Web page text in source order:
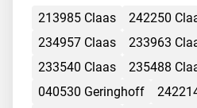
213985 Claas 242250
234957 Claas
233963
233540 Claas
235488
040530 Geringhoff